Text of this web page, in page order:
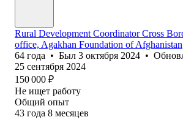
Rural Development Coordinator Cross
office, Agakhan Foundation of Afghanistan
64 года • Был 3 октября 2024 •
25 сентября 2024
150 000 ₽
Не ищет работу
Общий опыт
43 года 8 месяцев